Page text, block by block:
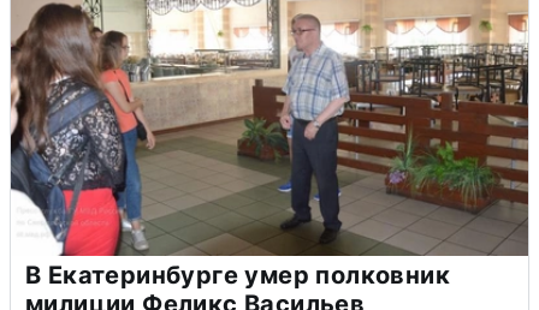
В Екатеринбурге умер полковник
милиции Феликс Васильев